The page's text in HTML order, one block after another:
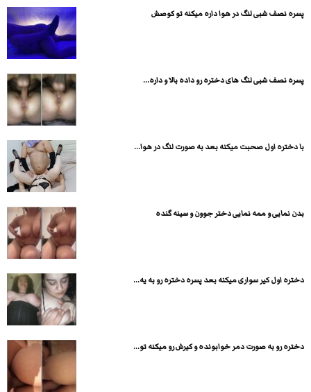
پسره نصف شبی لنگ در هوا داره میکنه تو کوصش
پسره نصف شبی لنگ های دختره رو داده بالا و داره...
با دختره اول صحبت میکنه بعد به صورت لنگ در هوا...
بدن نمایی و ممه نمایی دختر جوون و سینه گنده
دختره اول کیر سواری میکنه بعد پسره دختره رو به یه...
دختره رو به صورت دمر خوابونده و کیرش رو میکنه تو...